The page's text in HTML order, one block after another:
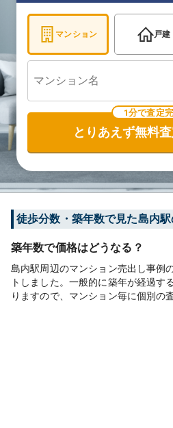
マンション 戸建
1分で査定
とりあえず無料
徒歩分数・築年数で見た島内
築年数で価格はどうなる？
島内駅周辺のマンション売出し事例
トしました。一般的に築年が経過す
りますので、マンション毎に個別の